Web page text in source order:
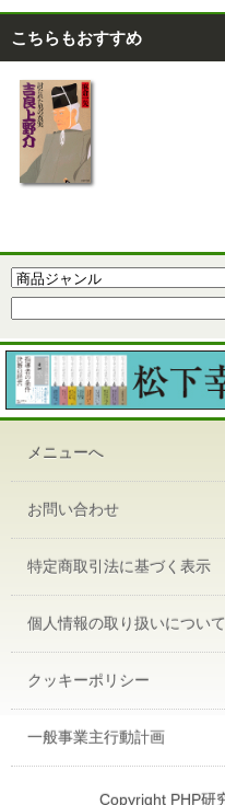
こちらもおすすめ
メニューへ
お問い合わせ
特定商取引法に基づく表示
個人情報の取り扱いについて
クッキーポリシー
一般事業主行動計画
Copyright PHP